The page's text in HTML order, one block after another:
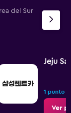
del Sur
Jeju
1 punto
Ver